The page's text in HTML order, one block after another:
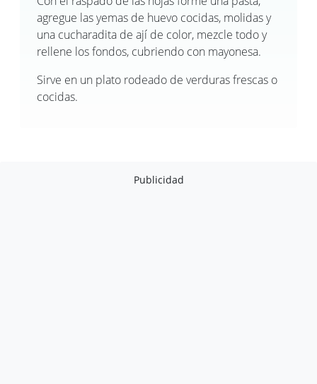
agregue las yemas de huevo cocidas, molidas y
una cucharadita de ají de color, mezcle todo y
rellene los fondos, cubriendo con mayonesa.
Sirve en un plato rodeado de verduras frescas o
cocidas.
Publicidad